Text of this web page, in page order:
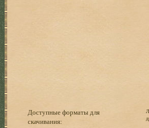
Доступные форматы для
скачивания: